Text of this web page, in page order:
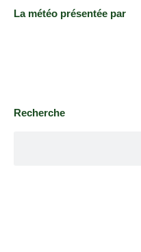
La météo présentée par
Recherche